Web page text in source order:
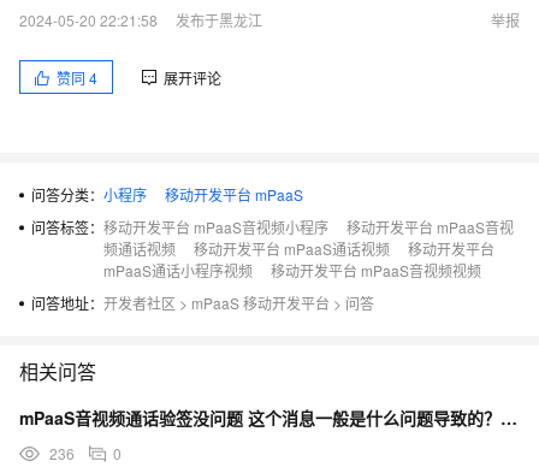
2024-05-20 22:21:58
发布于黑龙江 举报
赞同 4 展开评论
问答分类： 小程序
移动开发平台 mPaaS
问答标签： 移动开发平台 mPaaS音视频小程序
移动开发平台 mPaaS音视
频通话视频
移动开发平台 mPaaS通话视频
移动开发平台
mPaaS通话小程序视频
移动开发平台 mPaaS音视频视频
问答地址： 开发者社区 > mPaaS 移动开发平台 > 问答
相关问答
mPaaS音视频通话验签没问题 这个消息一般是什么问题导致的？微信小程序
236 0